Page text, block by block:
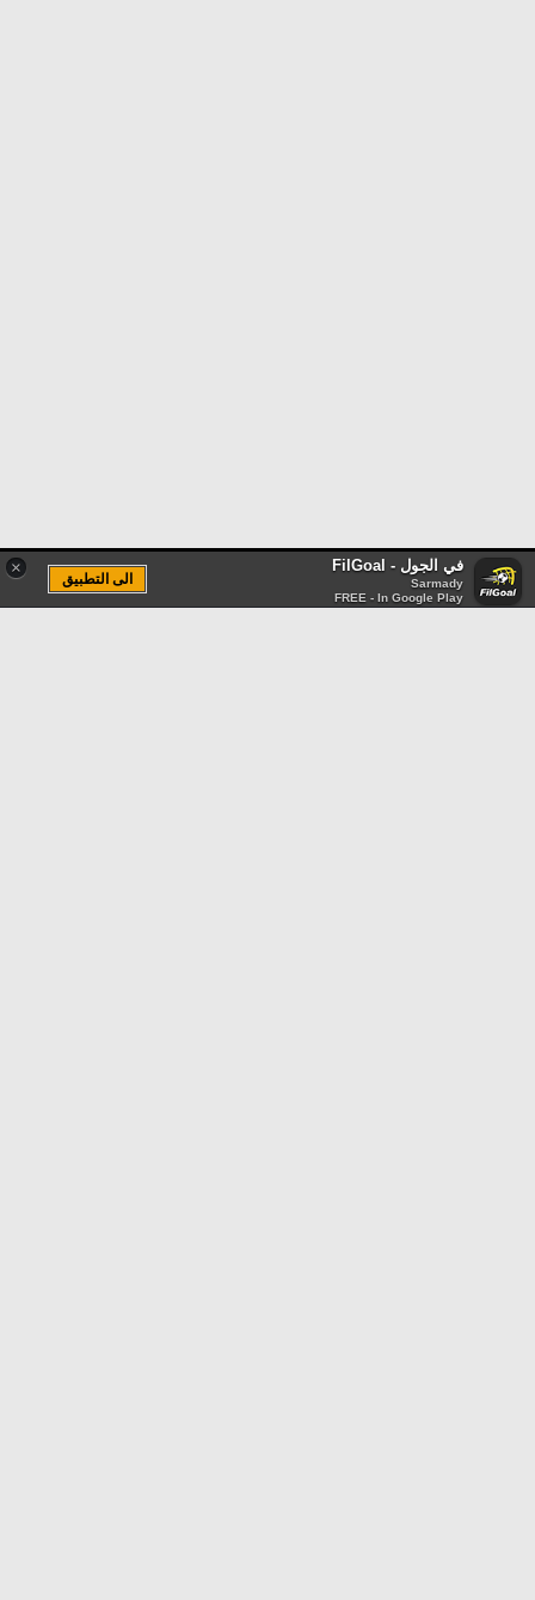
× في الجول - FilGoal
Sarmady
FREE - In Google Play
الى التطبيق